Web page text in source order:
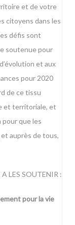
et de votre
citoyens dans les
défis sont
soutenue pour
et aux
pour 2020
de ce tissu
et territoriale, et
pour que les
auprès de tous,
LES SOUTENIR :
pour la vie